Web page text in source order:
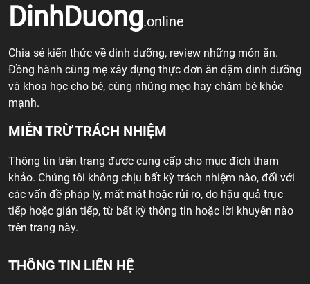
DinhDuong.online
Chia sẻ kiến thức về dinh dưỡng, review những món ăn.
Đồng hành cùng mẹ xây dựng thực đơn ăn dặm dinh dưỡng
và khoa học cho bé, cùng những mẹo hay chăm bé khỏe
mạnh.
MIỄN TRỪ TRÁCH NHIỆM
Thông tin trên trang được cung cấp cho mục đích tham
khảo. Chúng tôi không chịu bất kỳ trách nhiệm nào, đối với
các vấn đề pháp lý, mất mát hoặc rủi ro, do hậu quả trực
tiếp hoặc gián tiếp, từ bất kỳ thông tin hoặc lời khuyên nào
trên trang này.
THÔNG TIN LIÊN HỆ